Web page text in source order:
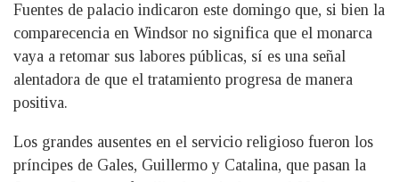
Fuentes de palacio indicaron este domingo que, si bien la
comparecencia en Windsor no significa que el monarca
vaya a retomar sus labores públicas, sí es una señal
alentadora de que el tratamiento progresa de manera
positiva.
Los grandes ausentes en el servicio religioso fueron los
príncipes de Gales, Guillermo y Catalina, que pasan la